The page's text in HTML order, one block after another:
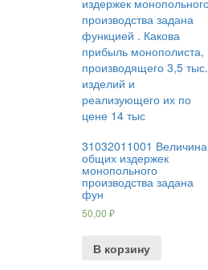
31032011001 Величина
общих издержек
монопольного
производства задана
фун
50,00 ₽
В корзину